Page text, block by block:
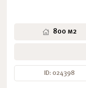
800 м2
ID: 024398